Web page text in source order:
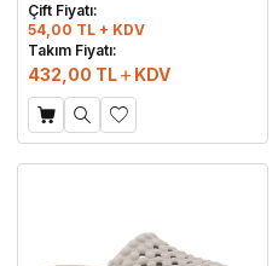
Çift Fiyatı:
54,00 TL + KDV
Takım Fiyatı:
432,00 TL KDV